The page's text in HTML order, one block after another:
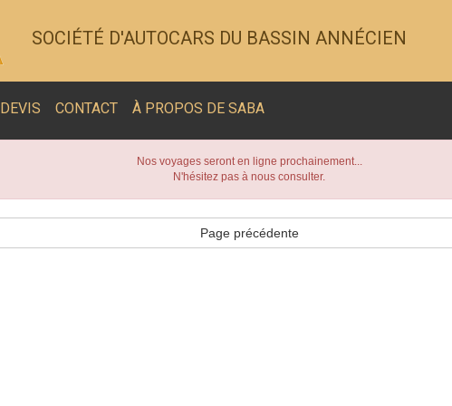
SOCIÉTÉ D'AUTOCARS DU BASSIN ANNÉCIEN
DEVIS CONTACT À PROPOS DE SABA